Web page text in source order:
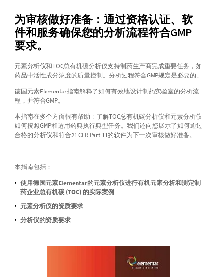
为审核做好准备：通过资格认证、软
件和服务确保您的分析流程符合GMP
要求。
元素分析仪和TOC总有机碳分析仪支持制药生产商完成重要任务，如
药品中活性成分浓度的质量控制。分析过程符合GMP规定是必要的。
德国元素Elementar指南解释了如何有效地设计制药实验室的分析流
程，并符合GMP。
本指南在多个方面很有帮助：了解TOC总有机碳分析仪和元素分析仪
如何按照GMP和适用药典执行典型任务。我们还向您展示了如何通过
合格的分析仪和符合21 CFR Part 11的软件为下一次审核做好准备。
本指南包括：
使用德国元素Elementar的元素分析仪进行有机元素分析和测定制
药企业总有机碳 (TOC) 的实际案例
元素分析仪的资质要求
分析仪的资质要求